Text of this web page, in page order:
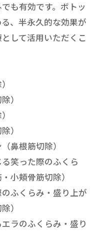
も有効です。ボトッ
、半永久的な効果が
して活用いただくこ
）
）
鼻根筋切除）
笑った際のふくら
小頬骨筋切除）
ふくらみ・盛り上が
）
ラのふくらみ・盛り